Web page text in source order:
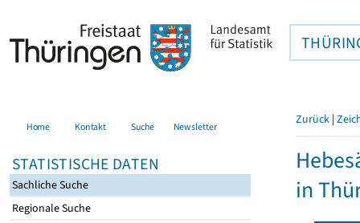
Home Kontakt Suche Newsletter
STATISTISCHE DATEN
Sachliche Suche
Regionale Suche
Zurück |
in